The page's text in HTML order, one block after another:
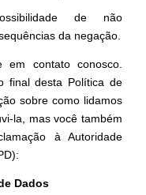
de não
da negação.
em contato conosco.
final desta Política de
sobre como lidamos
la, mas você também
à Autoridade
Dados